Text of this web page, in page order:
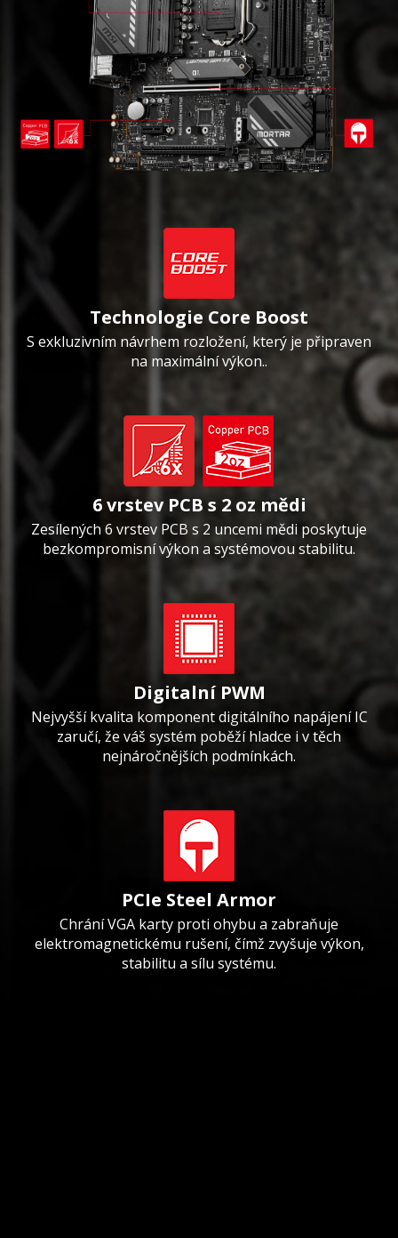
Technologie Core Boost
S exkluzivním návrhem rozložení, který je připraven
na maximální výkon..
6 vrstev PCB s 2 oz mědi
Zesílených 6 vrstev PCB s 2 uncemi mědi poskytuje
bezkompromisní výkon a systémovou stabilitu.
Digitalní PWM
Nejvyšší kvalita komponent digitálního napájení IC
zaručí, že váš systém poběží hladce i v těch
nejnáročnějších podmínkách.
PCIe Steel Armor
Chrání VGA karty proti ohybu a zabraňuje
elektromagnetickému rušení, čímž zvyšuje výkon,
stabilitu a sílu systému.